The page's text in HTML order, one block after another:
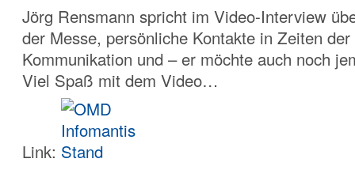
Jörg Rensmann spricht im Video-Interview
der Messe, persönliche Kontakte in Zeiten
Kommunikation und – er möchte auch noch
Viel Spaß mit dem Video…
Link: